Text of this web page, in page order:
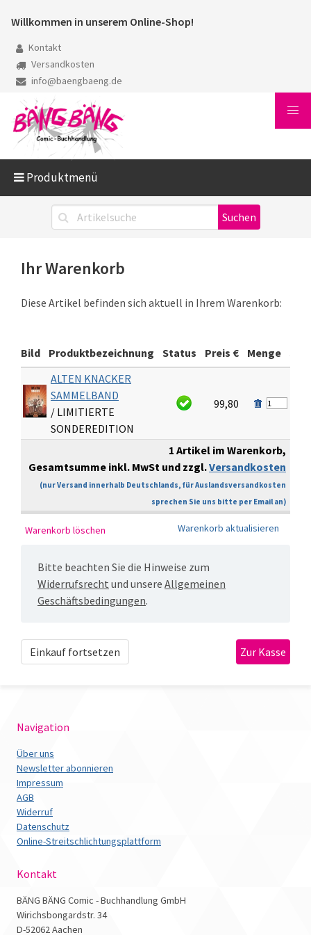
Willkommen in unserem Online-Shop!
Kontakt
Versandkosten
info@baengbaeng.de
Produktmenü
Ihr Warenkorb
Diese Artikel befinden sich aktuell in Ihrem Warenkorb:
Bild Produktbezeichnung Status Preis € Menge
ALTEN KNACKER
SAMMELBAND
/ LIMITIERTE
SONDEREDITION
99,80
1 Artikel im Warenkorb,
Gesamtsumme inkl. MwSt und zzgl.Versandkosten
(nur Versand innerhalb Deutschlands, für Auslandsversandkosten
sprechen Sie uns bitte per Email an)
Bitte beachten Sie die Hinweise zum
Widerrufsrecht und unsere Allgemeinen
Geschäftsbedingungen.
Einkauf fortsetzen
Navigation
Über uns
Newsletter abonnieren
Impressum
AGB
Widerruf
Datenschutz
Online-Streitschlichtungsplattform
Kontakt
BÄNG BÄNG Comic - Buchhandlung GmbH
Wirichsbongardstr. 34
D-52062 Aachen